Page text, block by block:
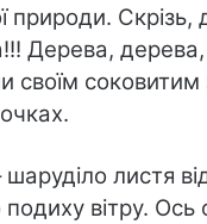
природи. Скрізь,
Дерева,
своїм
шаруділо листя
подиху вітру. Ось